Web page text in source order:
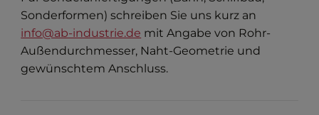
Sonderformen) schreiben Sie uns kurz an
info@ab-industrie.de mit Angabe von Rohr-
Außendurchmesser, Naht-Geometrie und
gewünschtem Anschluss.